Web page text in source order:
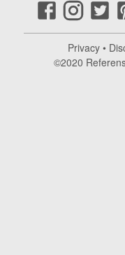
Privacy•
©2020